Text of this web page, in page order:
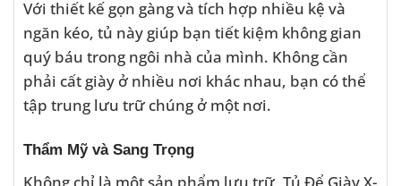
Với thiết kế gọn gàng và tích hợp nhiều kệ và
ngăn kéo, tủ này giúp bạn tiết kiệm không gian
quý báu trong ngôi nhà của mình. Không cần
phải cất giày ở nhiều nơi khác nhau, bạn có thể
tập trung lưu trữ chúng ở một nơi.
Thẩm Mỹ và Sang Trọng
Không chỉ là một sản phẩm lưu trữ, Tủ Để Giày X-